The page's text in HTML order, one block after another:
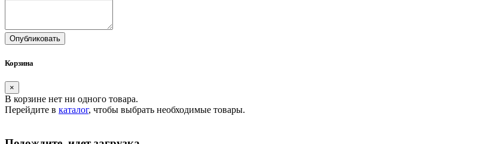
Опубликовать
Корзина
×
В корзине нет ни одного товара.
Перейдите в каталог, чтобы выбрать необходимые товары.